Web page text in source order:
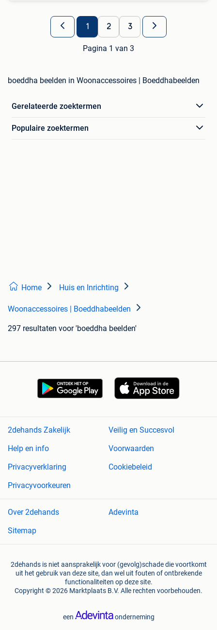
1 2 3
Pagina 1 van 3
boeddha beelden in Woonaccessoires | Boeddhabeelden
Gerelateerde zoektermen
Populaire zoektermen
Home Huis en Inrichting
Woonaccessoires | Boeddhabeelden
297 resultaten voor 'boeddha beelden'
2dehands Zakelijk
Veilig en Succesvol
Help en info
Voorwaarden
Privacyverklaring
Cookiebeleid
Privacyvoorkeuren
Over 2dehands
Adevinta
Sitemap
2dehands is niet aansprakelijk voor (gevolg)schade die voortkomt
uit het gebruik van deze site, dan wel uit fouten of ontbrekende
functionaliteiten op deze site.
Copyright © 2026 Marktplaats B.V. Alle rechten voorbehouden.
een onderneming